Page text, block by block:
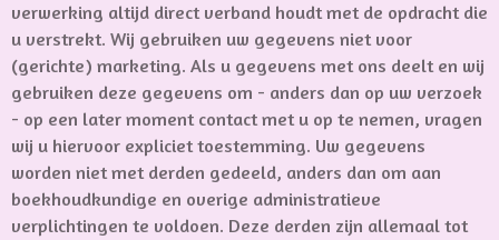
verwerking altijd direct verband houdt met de opdracht die
u verstrekt. Wij gebruiken uw gegevens niet voor
(gerichte) marketing. Als u gegevens met ons deelt en wij
gebruiken deze gegevens om - anders dan op uw verzoek
- op een later moment contact met u op te nemen, vragen
wij u hiervoor expliciet toestemming. Uw gegevens
worden niet met derden gedeeld, anders dan om aan
boekhoudkundige en overige administratieve
verplichtingen te voldoen. Deze derden zijn allemaal tot